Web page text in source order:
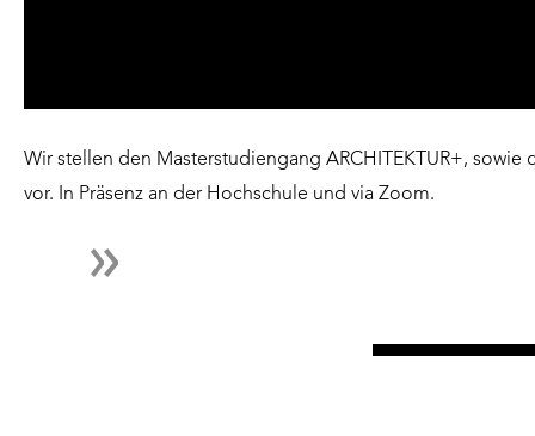
in
Wir stellen den Masterstudiengang ARCHITEKTUR+, sowie
vor. In Präsenz an der Hochschule und via Zoom.